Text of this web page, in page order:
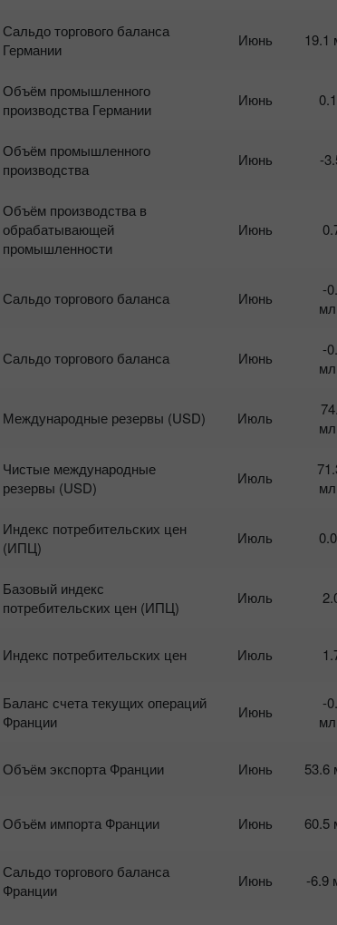
Сальдо торгового баланса
Германии
Июнь 19.1
Объём промышленного
производства Германии
Июнь
Объём промышленного
производства
Июнь -
Объём производства в
обрабатывающей
промышленности
Июнь
Сальдо торгового баланса Июнь
-
Сальдо торгового баланса Июнь
-
Международные резервы (USD) Июль
Чистые международные
резервы (USD)
Июль
Индекс потребительских цен
(ИПЦ)
Июль
Базовый индекс
потребительских цен (ИПЦ)
Июль
Индекс потребительских цен Июль
Баланс счета текущих операций
Франции
Июнь
-
Объём экспорта Франции Июнь 53.6
Объём импорта Франции Июнь 60.5
Сальдо торгового баланса
Франции
Июнь -6.9